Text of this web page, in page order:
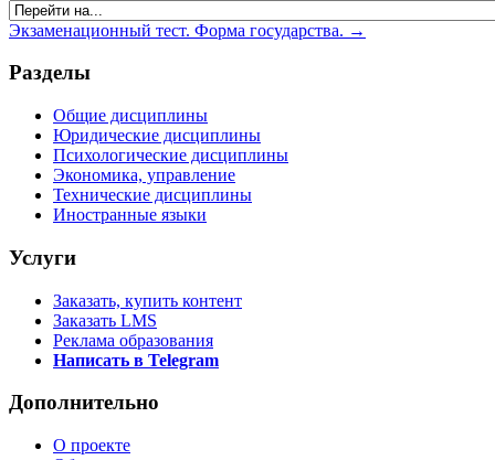
Экзаменационный тест. Форма государства. →
Разделы
Общие дисциплины
Юридические дисциплины
Психологические дисциплины
Экономика, управление
Технические дисциплины
Иностранные языки
Услуги
Заказать, купить контент
Заказать LMS
Реклама образования
Написать в Telegram
Дополнительно
О проекте